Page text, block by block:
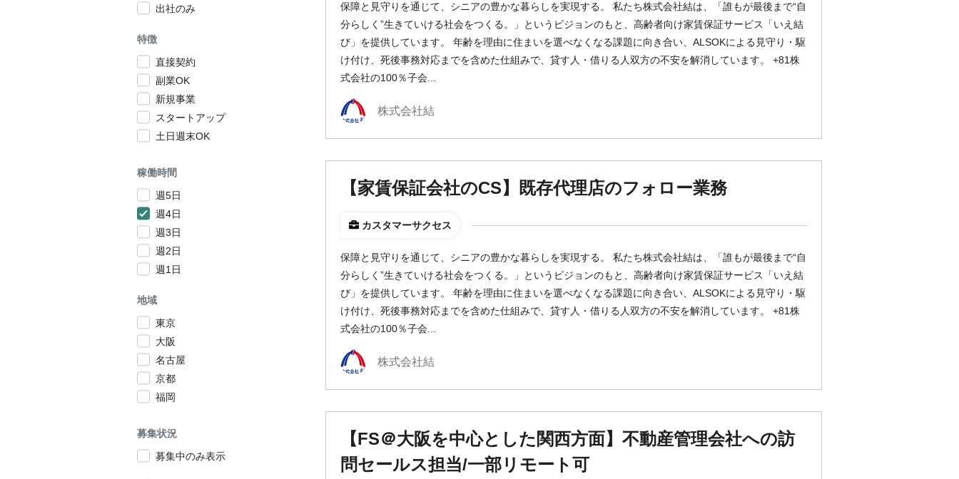
出社のみ
特徴
直接契約
副業OK
新規事業
スタートアップ
土日週末OK
稼働時間
週5日
週4日
週3日
週2日
週1日
地域
東京
大阪
名古屋
京都
福岡
募集状況
募集中のみ表示
保障と見守りを通じて、シニアの豊かな暮らしを実現する。 私たち株式会社結は、「誰もが最後まで“自
分らしく”生きていける社会をつくる。」というビジョンのもと、高齢者向け家賃保証サービス「いえ結
び」を提供しています。 年齢を理由に住まいを選べなくなる課題に向き合い、ALSOKによる見守り・駆
け付け、死後事務対応までを含めた仕組みで、貸す人・借りる人双方の不安を解消しています。 +81株
式会社の100％子会...
株式会社結
【家賃保証会社のCS】既存代理店のフォロー業務
カスタマーサクセス
保障と見守りを通じて、シニアの豊かな暮らしを実現する。 私たち株式会社結は、「誰もが最後まで“自
分らしく”生きていける社会をつくる。」というビジョンのもと、高齢者向け家賃保証サービス「いえ結
び」を提供しています。 年齢を理由に住まいを選べなくなる課題に向き合い、ALSOKによる見守り・駆
け付け、死後事務対応までを含めた仕組みで、貸す人・借りる人双方の不安を解消しています。 +81株
式会社の100％子会...
株式会社結
【FS＠大阪を中心とした関西方面】不動産管理会社への訪
問セールス担当/一部リモート可